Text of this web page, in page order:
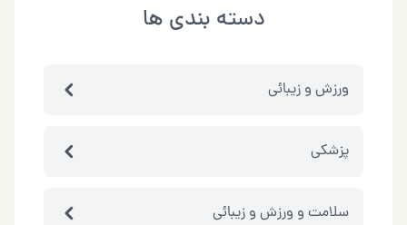
دسته بندی ها
ورزش و زیبائی
پزشكي
سلامت و ورزش و زیبائی